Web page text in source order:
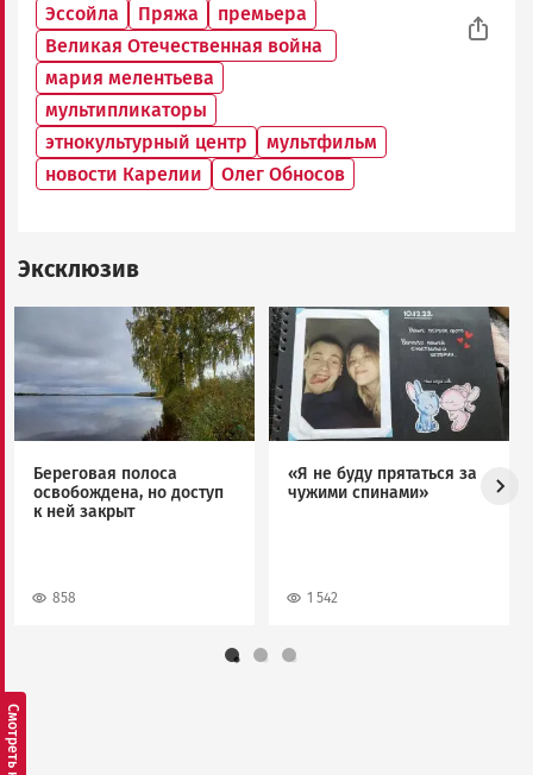
Эссойла
Пряжа
премьера
Великая Отечественная война
мария мелентьева
мультипликаторы
этнокультурный центр
мультфильм
новости Карелии
Олег Обносов
Эксклюзив
Береговая полоса
освобождена, но доступ
к ней закрыт
858
Image
«Я не буду прятаться за
чужими спинами»
1 542